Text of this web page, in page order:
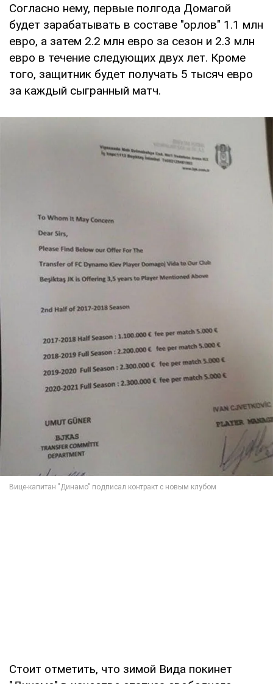
Согласно нему, первые полгода Домагой
будет зарабатывать в составе "орлов" 1.1 млн
евро, а затем 2.2 млн евро за сезон и 2.3 млн
евро в течение следующих двух лет. Кроме
того, защитник будет получать 5 тысяч евро
за каждый сыгранный матч.
Стоит отметить, что зимой Вида покинет